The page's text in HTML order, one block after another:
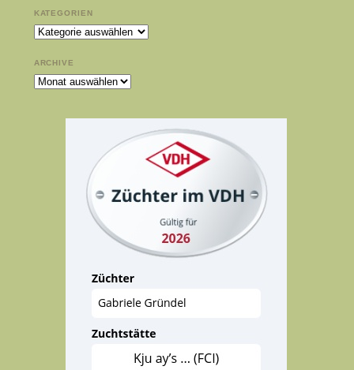
KATEGORIEN
Kategorien
ARCHIVE
Archive